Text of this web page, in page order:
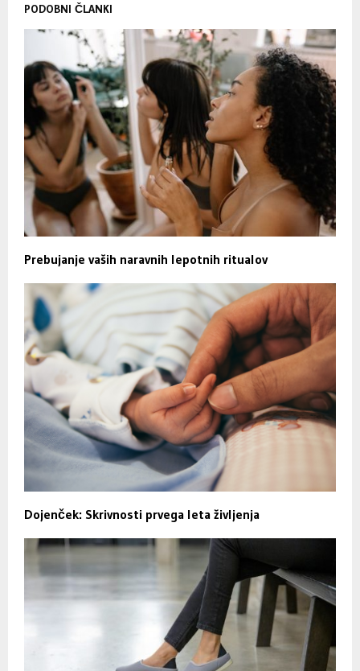
PODOBNI ČLANKI
Prebujanje vaših naravnih lepotnih ritualov
Dojenček: Skrivnosti prvega leta življenja